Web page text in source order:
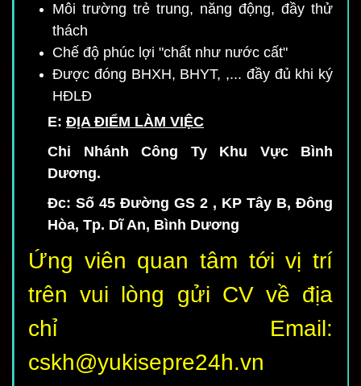
Môi trường trẻ trung, năng động, đầy thử
thách
Chế độ phúc lợi "chất như nước cất"
Được đóng BHXH, BHYT, ,... đầy đủ khi ký
HĐLĐ
E: ĐỊA ĐIỂM LÀM VIỆC
Chi Nhánh Công Ty Khu Vực Bình
Dương.
Đc: Số 45 Đường GS 2 , KP Tây B, Đông
Hòa, Tp. Dĩ An, Bình Dương
Ứng viên quan tâm tới vị trí
trên vui lòng gửi CV về địa
chỉ Email:
cskh@yukisepre24h.vn